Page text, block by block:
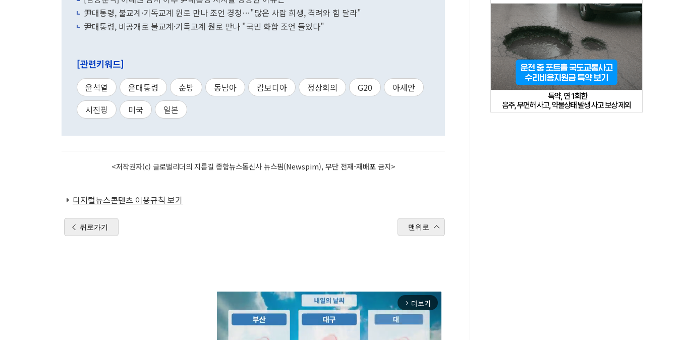
尹대통령, 불교계·기독교계 원로 만나 조언 경청…"많은 사람 희생, 격려와 힘 달라"
尹대통령, 비공개로 불교계·기독교계 원로 만나 "국민 화합 조언 들었다"
[관련키워드]
윤석열 윤대통령 순방 동남아 캄보디아 정상회의 G20
아세안
시진핑
미국 일본
<저작권자(c) 글로벌리더의 지름길 종합뉴스통신사 뉴스핌(Newspim), 무단 전재-재배포 금지>
디지털뉴스콘텐츠 이용규칙 보기
뒤로가기 맨위로
arrow_forward_ios 더보기